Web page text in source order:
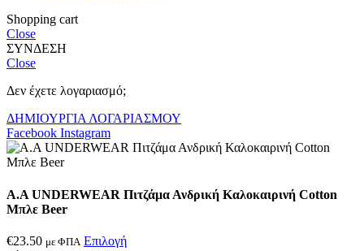
Shopping cart
Close
ΣΥΝΔΕΣΗ
Close
Δεν έχετε λογαριασμό;
ΔΗΜΙΟΥΡΓΙΑ ΛΟΓΑΡΙΑΣΜΟΥ
Facebook Instagram
Α.A UNDERWEAR Πιτζάμα Ανδρική Καλοκαιρινή Cotton
Μπλε Beer
€23.50 με ΦΠΑ Επιλογή